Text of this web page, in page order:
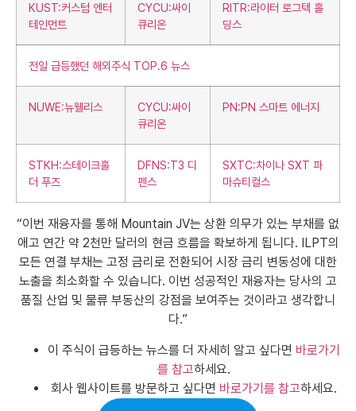
KUST:커스텀 엔터
테인먼트
CYCU:싸이
큐리온
RITR:라이터 로그텍 홀
딩스
전일 급등했던 해외주식 TOP.6 뉴스
NUWE:뉴웰리스
CYCU:싸이
큐리온
PN:PN 스마트 에너지
STKH:스테이크홀
더 푸즈
DFNS:T3 디
펜스
SXTC:차이나 SXT 파
마슈티컬스
“이번 재융자를 통해 Mountain JV는 상환 의무가 있는 부채를 없
애고 연간 약 2천만 달러의 현금 흐름을 확보하게 됩니다. ILPT의
모든 연결 부채는 고정 금리로 전환되어 시장 금리 변동성에 대한
노출을 최소화할 수 있습니다. 이번 성공적인 재융자는 당사의 고
품질 산업 및 물류 부동산의 강점을 보여주는 것이라고 생각합니
다.”
이 주식이 급등하는 뉴스를 더 자세히 알고 싶다면 바로가기
를 참고하세요.
회사 웹사이트를 방문하고 싶다면 바로가기를 참고하세요.